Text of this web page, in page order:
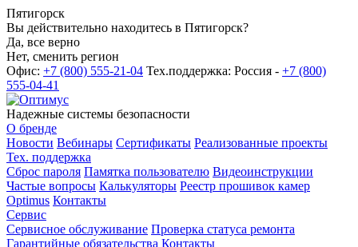
Пятигорск
Вы действительно находитесь в Пятигорск?
Да, все верно
Нет, сменить регион
Офис: +7 (800) 555-21-04 Тех.поддержка: Россия - +7 (800)
555-04-41
Надежные системы безопасности
О бренде
Новости Вебинары Сертификаты Реализованные проекты
Тех. поддержка
Сброс пароля Памятка пользователю Видеоинструкции
Частые вопросы Калькуляторы Реестр прошивок камер
Optimus Контакты
Сервис
Сервисное обслуживание Проверка статуса ремонта
Гарантийные обязательства Контакты